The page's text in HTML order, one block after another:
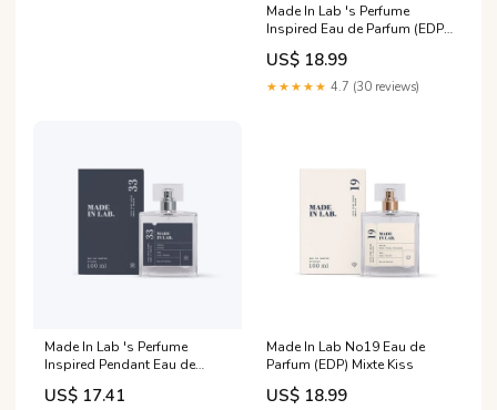
Made In Lab 's Perfume
Inspired Eau de Parfum (EDP)
Femme 100ml Profi-
Friseureinkauf
US$ 18.99
★★★★★ 4.7 (30 reviews)
Made In Lab 's Perfume
Inspired Pendant Eau de
Parfum (EDP) Homme 100ml
Hanae Mori
US$ 17.41
Made In Lab No19 Eau de
Parfum (EDP) Mixte Kiss
US$ 18.99